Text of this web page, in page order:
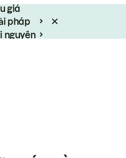
giá
pháp
nguyên